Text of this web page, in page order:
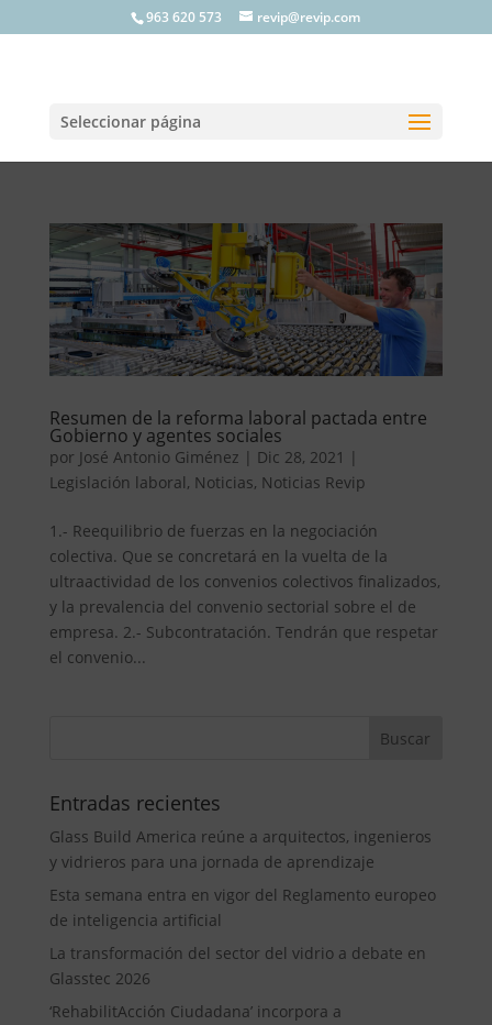
963 620 573 revip@revip.com
Seleccionar página
Resumen de la reforma laboral pactada entre
Gobierno y agentes sociales
por José Antonio Giménez | Dic 28, 2021 |
Legislación laboral, Noticias, Noticias Revip
1.- Reequilibrio de fuerzas en la negociación
colectiva. Que se concretará en la vuelta de la
ultraactividad de los convenios colectivos finalizados,
y la prevalencia del convenio sectorial sobre el de
empresa. 2.- Subcontratación. Tendrán que respetar
el convenio...
Entradas recientes
Glass Build America reúne a arquitectos, ingenieros
y vidrieros para una jornada de aprendizaje
Esta semana entra en vigor del Reglamento europeo
de inteligencia artificial
La transformación del sector del vidrio a debate en
Glasstec 2026
‘RehabilitAcción Ciudadana’ incorpora a